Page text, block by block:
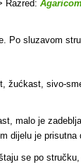
Razred:
Po sluzavom
žućkast, sivo-
malo je
dijelu je
se po